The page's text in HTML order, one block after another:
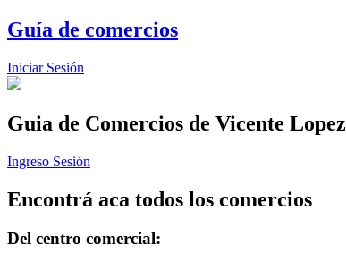
Guía de comercios
Iniciar Sesión
Guia de Comercios de Vicente Lopez
Ingreso Sesión
Encontrá aca todos los comercios
Del centro comercial: